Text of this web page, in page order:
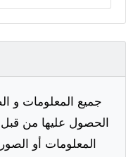
جميع المعلومات و
الحصول عليها من
المعلومات أو